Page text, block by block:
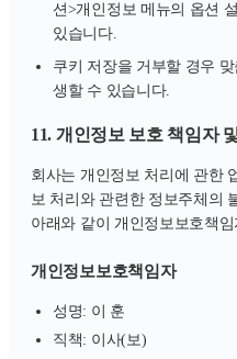
션>개인정보 메뉴의 옵션
있습니다.
쿠키 저장을 거부할 경우
생할 수 있습니다.
11. 개인정보 보호 책임자
회사는 개인정보 처리에 관한
보 처리와 관련한 정보주체의
아래와 같이 개인정보보호책
개인정보보호책임자
성명: 이 훈
직책: 이사(보)